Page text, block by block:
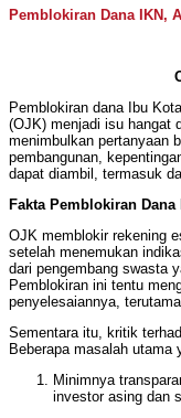
Pemblokiran Dana IKN,
Pemblokiran dana Ibu
(OJK) menjadi isu hangat
menimbulkan pertanyaan
pembangunan,
dapat diambil, termasuk
Fakta Pemblokiran Dana
OJK memblokir rekening
setelah menemukan
dari pengembang swasta
Pemblokiran ini tentu
penyelesaiannya,
Sementara itu, kritik
Beberapa masalah utama
Minimnya
investor asing dan